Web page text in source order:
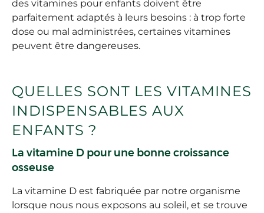
des vitamines pour enfants doivent être
parfaitement adaptés à leurs besoins : à trop forte
dose ou mal administrées, certaines vitamines
peuvent être dangereuses.
QUELLES SONT LES VITAMINES
INDISPENSABLES AUX
ENFANTS ?
La vitamine D pour une bonne croissance
osseuse
La vitamine D est fabriquée par notre organisme
lorsque nous nous exposons au soleil, et se trouve